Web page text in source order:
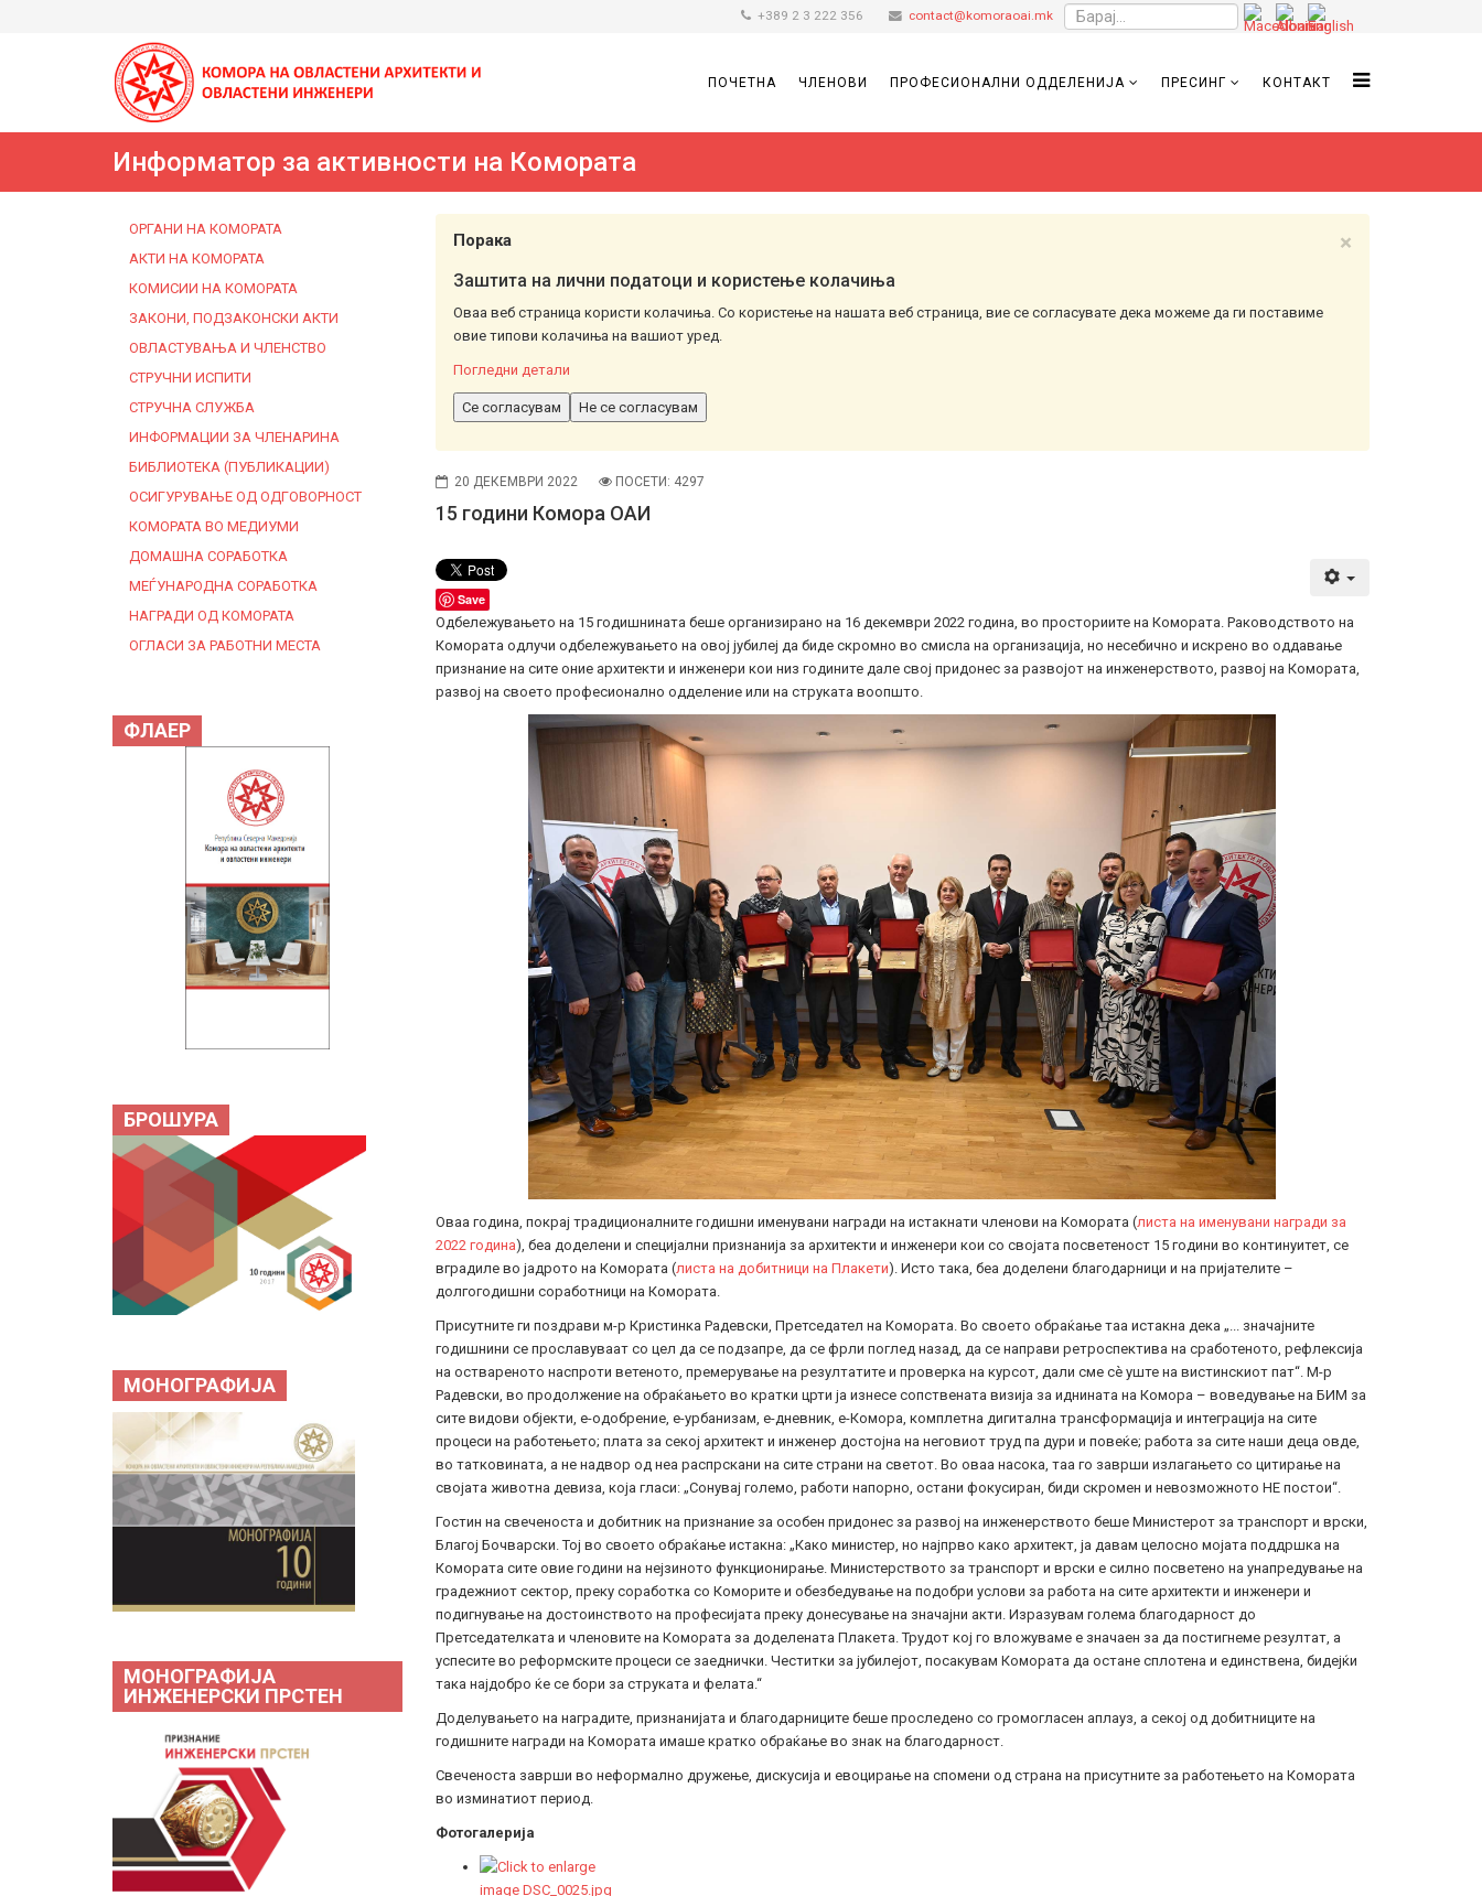
+389 2 3 222 356 contact@komoraoai.mk
ПОЧЕТНА ЧЛЕНОВИ ПРОФЕСИОНАЛНИ ОДДЕЛЕНИЈА ПРЕСИНГ КОНТАКТ
Информатор за активности на Комората
ОРГАНИ НА КОМОРАТА
АКТИ НА КОМОРАТА
КОМИСИИ НА КОМОРАТА
ЗАКОНИ, ПОДЗАКОНСКИ АКТИ
ОВЛАСТУВАЊА И ЧЛЕНСТВО
СТРУЧНИ ИСПИТИ
СТРУЧНА СЛУЖБА
ИНФОРМАЦИИ ЗА ЧЛЕНАРИНА
БИБЛИОТЕКА (ПУБЛИКАЦИИ)
ОСИГУРУВАЊЕ ОД ОДГОВОРНОСТ
КОМОРАТА ВО МЕДИУМИ
ДОМАШНА СОРАБОТКА
МЕЃУНАРОДНА СОРАБОТКА
НАГРАДИ ОД КОМОРАТА
ОГЛАСИ ЗА РАБОТНИ МЕСТА
ФЛАЕР
БРОШУРА
МОНОГРАФИЈА
МОНОГРАФИЈА
ИНЖЕНЕРСКИ ПРСТЕН
×
Порака
Заштита на лични податоци и користење колачиња
Оваа веб страница користи колачиња. Со користење на нашата веб страница, вие се согласувате дека можеме да ги поставиме
овие типови колачиња на вашиот уред.
Погледни детали
Се согласувам Не се согласувам
20 ДЕКЕМВРИ 2022 ПОСЕТИ: 4297
15 години Комора ОАИ
Save
Одбележувањето на 15 годишнината беше организирано на 16 декември 2022 година, во просториите на Комората. Раководството на
Комората одлучи одбележувањето на овој јубилеј да биде скромно во смисла на организација, но несебично и искрено во оддавање
признание на сите оние архитекти и инженери кои низ годините дале свој придонес за развојот на инженерството, развој на Комората,
развој на своето професионално одделение или на струката воопшто.
Оваа година, покрај традиционалните годишни именувани награди на истакнати членови на Комората (листа на именувани награди за
2022 година), беа доделени и специјални признанија за архитекти и инженери кои со својата посветеност 15 години во континуитет, се
вградиле во јадрото на Комората (листа на добитници на Плакети). Исто така, беа доделени благодарници и на пријателите –
долгогодишни соработници на Комората.
Присутните ги поздрави м-р Кристинка Радевски, Претседател на Комората. Во своето обраќање таа истакна дека „... значајните
годишнини се прославуваат со цел да се подзапре, да се фрли поглед назад, да се направи ретроспектива на сработеното, рефлексија
на оствареното наспроти ветеното, премерување на резултатите и проверка на курсот, дали сме сѐ уште на вистинскиот пат“. М-р
Радевски, во продолжение на обраќањето во кратки црти ја изнесе сопствената визија за иднината на Комора – воведување на БИМ за
сите видови објекти, е-одобрение, е-урбанизам, е-дневник, е-Комора, комплетна дигитална трансформација и интеграција на сите
процеси на работењето; плата за секој архитект и инженер достојна на неговиот труд па дури и повеќе; работа за сите наши деца овде,
во татковината, а не надвор од неа распрскани на сите страни на светот. Во оваа насока, таа го заврши излагањето со цитирање на
својата животна девиза, која гласи: „Сонувај големо, работи напорно, остани фокусиран, биди скромен и невозможното НЕ постои“.
Гостин на свеченоста и добитник на признание за особен придонес за развој на инженерството беше Министерот за транспорт и врски,
Благој Бочварски. Тој во своето обраќање истакна: „Како министер, но најпрво како архитект, ја давам целосно мојата поддршка на
Комората сите овие години на нејзиното функционирање. Министерството за транспорт и врски е силно посветено на унапредување на
градежниот сектор, преку соработка со Коморите и обезбедување на подобри услови за работа на сите архитекти и инженери и
подигнување на достоинството на професијата преку донесување на значајни акти. Изразувам голема благодарност до
Претседателката и членовите на Комората за доделената Плакета. Трудот кој го вложуваме е значаен за да постигнеме резултат, а
успесите во реформските процеси се заеднички. Честитки за јубилејот, посакувам Комората да остане сплотена и единствена, бидејќи
така најдобро ќе се бори за струката и фелата.“
Доделувањето на наградите, признанијата и благодарниците беше проследено со громогласен аплауз, а секој од добитниците на
годишните награди на Комората имаше кратко обраќање во знак на благодарност.
Свеченоста заврши во неформално дружење, дискусија и евоцирање на спомени од страна на присутните за работењето на Комората
во изминатиот период.
Фотогалерија